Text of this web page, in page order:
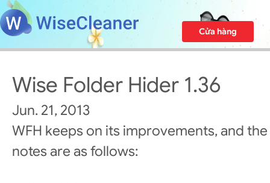
Cửa hàng
Wise Folder Hider 1.36
Jun. 21, 2013
WFH keeps on its improvements, and
notes are as follows: